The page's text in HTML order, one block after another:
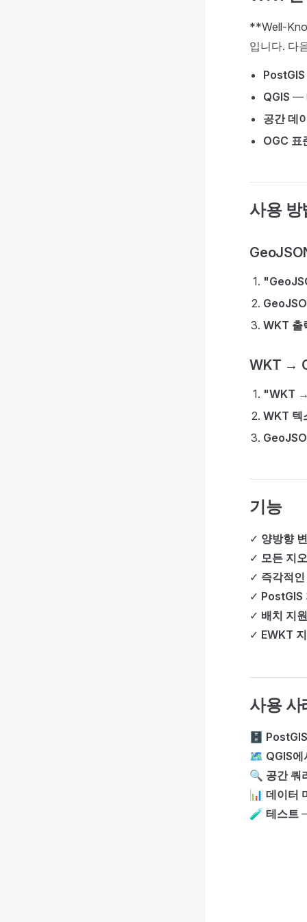
**Well-
입니다. 다
PostGIS
QGIS —
공간 데
OGC 표
사용 방
WKT 출
WKT →
"WKT
WKT 텍
기능
✓ 양방향
✓ 모든 지
✓ 즉각적
✓ PostGIS
✓ 배치 지원
✓ EWKT
사용 사
🗄️
🗺️ QGIS
🔍 공간 쿼
📊 데이터
🧪 테스트